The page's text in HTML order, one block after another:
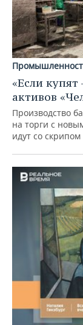
«Если
активов
Производство
на торги с
идут со скрипом